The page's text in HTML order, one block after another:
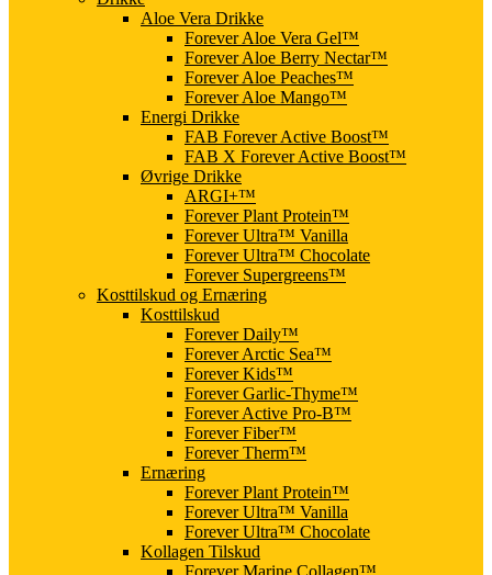
Aloe Vera Drikke
Forever Aloe Vera Gel™
Forever Aloe Berry Nectar™
Forever Aloe Peaches™
Forever Aloe Mango™
Energi Drikke
FAB Forever Active Boost™
FAB X Forever Active Boost™
Øvrige Drikke
ARGI+™
Forever Plant Protein™
Forever Ultra™ Vanilla
Forever Ultra™ Chocolate
Forever Supergreens™
Kosttilskud og Ernæring
Kosttilskud
Forever Daily™
Forever Arctic Sea™
Forever Kids™
Forever Garlic-Thyme™
Forever Active Pro-B™
Forever Fiber™
Forever Therm™
Ernæring
Forever Plant Protein™
Forever Ultra™ Vanilla
Forever Ultra™ Chocolate
Kollagen Tilskud
Forever Marine Collagen™